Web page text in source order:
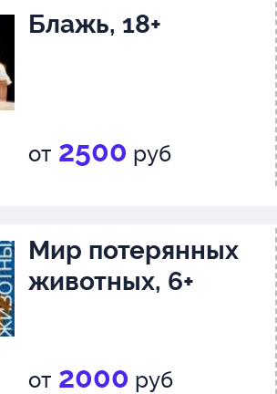
Блажь, 18+
от 2500 руб
Мир потерянных
животных, 6+
от 2000 руб